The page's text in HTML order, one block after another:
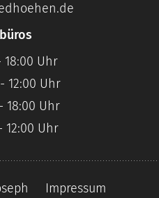
Uhr
12:00 Uhr
Uhr
Uhr
Impressum